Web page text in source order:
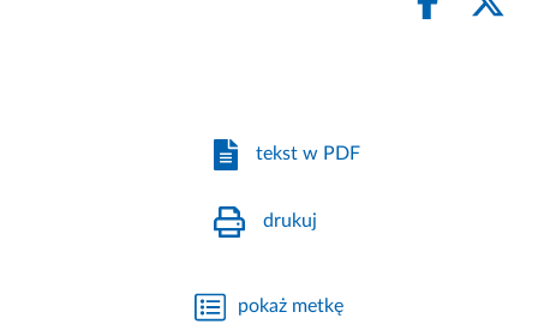
tekst w PDF
drukuj
pokaż metkę